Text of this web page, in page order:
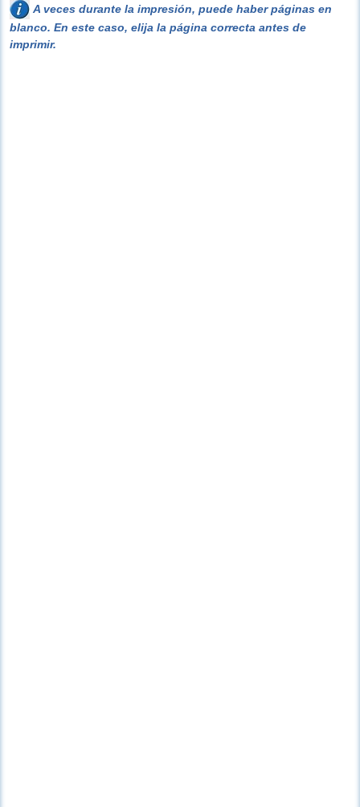
A veces durante la impresión, puede haber páginas en
blanco. En este caso, elija la página correcta antes de
imprimir.